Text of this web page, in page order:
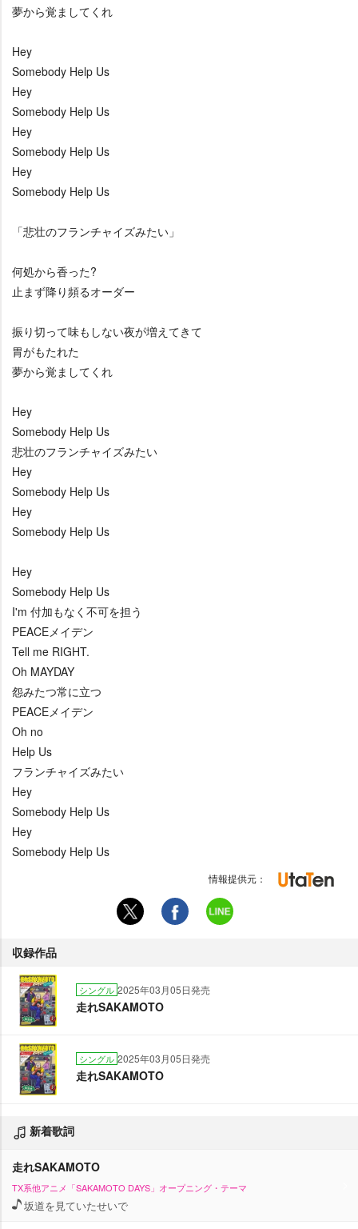
夢から覚ましてくれ
Hey
Somebody Help Us
Hey
Somebody Help Us
Hey
Somebody Help Us
Hey
Somebody Help Us
「悲壮のフランチャイズみたい」
何処から香った?
止まず降り頻るオーダー
振り切って味もしない夜が増えてきて
胃がもたれた
夢から覚ましてくれ
Hey
Somebody Help Us
悲壮のフランチャイズみたい
Hey
Somebody Help Us
Hey
Somebody Help Us
Hey
Somebody Help Us
I'm 付加もなく不可を担う
PEACEメイデン
Tell me RIGHT.
Oh MAYDAY
怨みたつ常に立つ
PEACEメイデン
Oh no
Help Us
フランチャイズみたい
Hey
Somebody Help Us
Hey
Somebody Help Us
情報提供元：
収録作品
シングル 2025年03月05日発売
走れSAKAMOTO
シングル 2025年03月05日発売
走れSAKAMOTO
新着歌詞
走れSAKAMOTO
TX系他アニメ「SAKAMOTO DAYS」オープニング・テーマ
坂道を見ていたせいで